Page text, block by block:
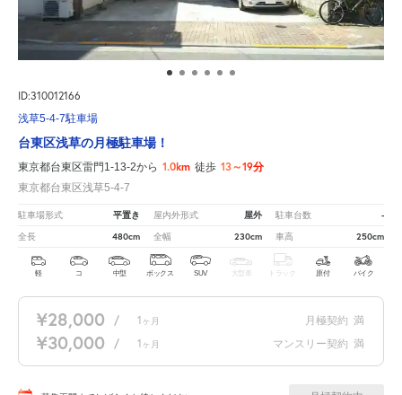
ID:310012166
浅草5-4-7駐車場
台東区浅草の月極駐車場！
東京都台東区雷門1-13-2から 1.0km 徒歩 13～19分
東京都台東区浅草5-4-7
駐車場形式 平置き 屋内外形式 屋外 駐車台数 -
全長 480cm 全幅 230cm 車高 250cm
軽 コ 中型 ボックス SUV 大型車 トラック 原付 バイク
¥28,000 / 1 ヶ月 月極契約 満
¥30,000 / 1 ヶ月 マンスリー契約 満